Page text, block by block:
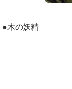
●木の妖精